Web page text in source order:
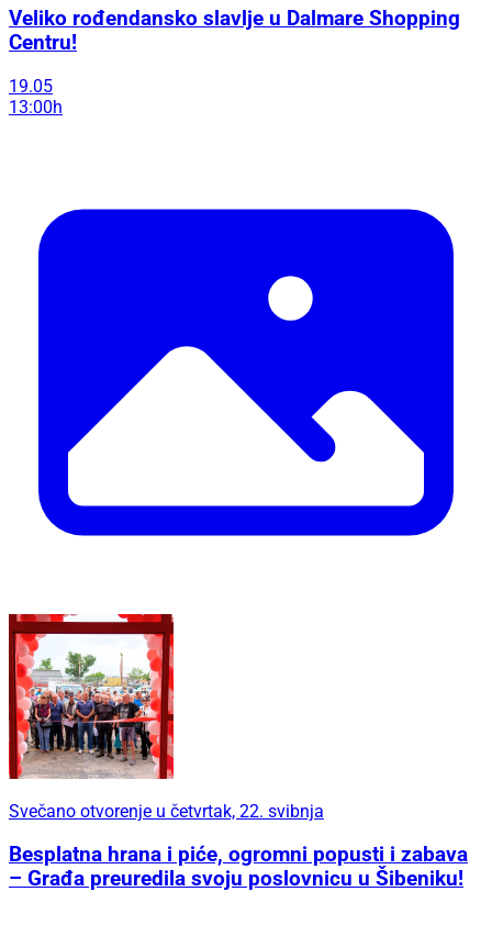
Veliko rođendansko slavlje u Dalmare Shopping
Centru!
19.05
13:00h
Svečano otvorenje u četvrtak, 22. svibnja
Besplatna hrana i piće, ogromni popusti i zabava
– Građa preuredila svoju poslovnicu u Šibeniku!